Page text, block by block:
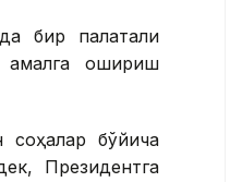
бир палатали
амалга ошириш
соҳалар бўйича
Президентга